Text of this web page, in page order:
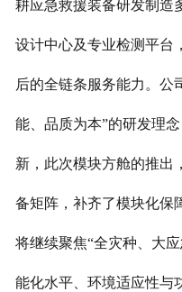
耕应急救援装备研发制造
设计中心及专业检测平台
后的全链条服务能力。公
能、品质为本”的研发理
新，此次模块方舱的推出
备矩阵，补齐了模块化保
将继续聚焦“全灾种、大
能化水平、环境适应性与